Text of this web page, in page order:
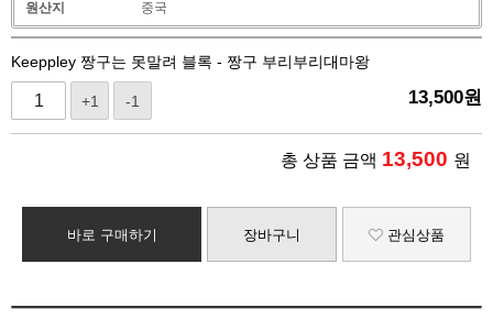
원산지
중국
Keeppley 짱구는 못말려 블록 - 짱구 부리부리대마왕
+1 -1 13,500원
총 상품 금액 13,500 원
바로 구매하기 장바구니 관심상품